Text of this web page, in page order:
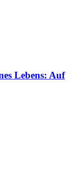
Lebens: Auf